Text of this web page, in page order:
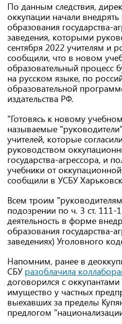
По данным следствия,
оккупации начали внедрять
образования государства-
заведения, которыми
сентября 2022 учителям и
сообщили, что в новом
образовательный процесс
на русском языке, по
образовательной
издательства РФ.
"Готовясь к новому
называемые
учителей, которые
руководством
государства-агрессора, и
учебники от
сообщили в УСБУ
Всем троим
подозрении по ч. 3 ст. 111-
деятельность в форме
образования государства-
заведениях) Уголовного
Напомним, ранее в
СБУ разоблачила
договорился с оккупантами
имущество у частных
выехавших за пределы
предлогом